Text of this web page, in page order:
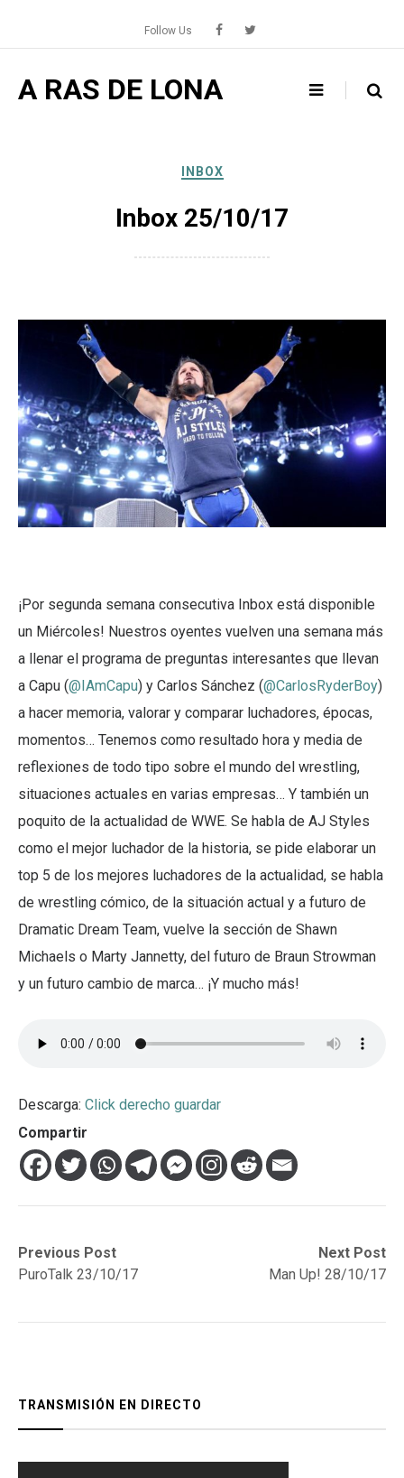
content
Follow Us
A RAS DE LONA
INBOX
Inbox 25/10/17
¡Por segunda semana consecutiva Inbox está disponible
un Miércoles! Nuestros oyentes vuelven una semana más
a llenar el programa de preguntas interesantes que llevan
a Capu (@IAmCapu) y Carlos Sánchez (@CarlosRyderBoy)
a hacer memoria, valorar y comparar luchadores, épocas,
momentos… Tenemos como resultado hora y media de
reflexiones de todo tipo sobre el mundo del wrestling,
situaciones actuales en varias empresas… Y también un
poquito de la actualidad de WWE. Se habla de AJ Styles
como el mejor luchador de la historia, se pide elaborar un
top 5 de los mejores luchadores de la actualidad, se habla
de wrestling cómico, de la situación actual y a futuro de
Dramatic Dream Team, vuelve la sección de Shawn
Michaels o Marty Jannetty, del futuro de Braun Strowman
y un futuro cambio de marca… ¡Y mucho más!
Descarga: Click derecho guardar
Compartir
Navegación
de
Previous Post
Previous
post:PuroTalk 23/10/17
Next Post
Next
post:
Man Up! 28/10/17
TRANSMISIÓN EN DIRECTO